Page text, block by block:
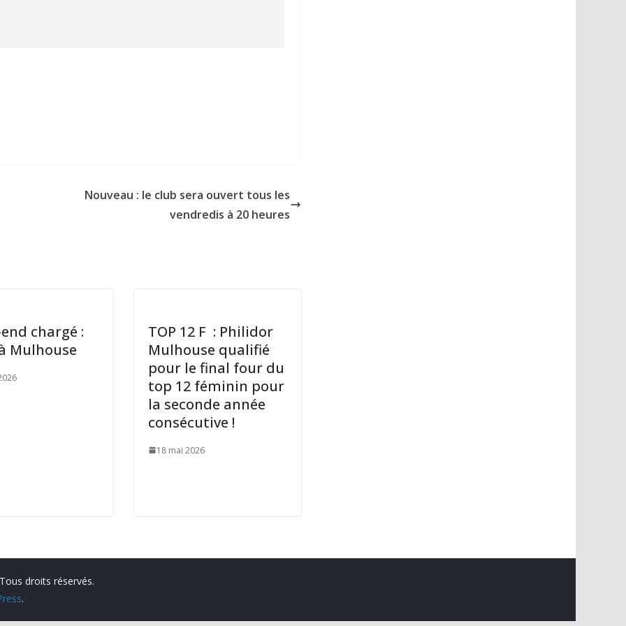
Nouveau : le club sera ouvert tous les
vendredis à 20 heures
chargé :
Mulhouse
TOP 12 F : Philidor
Mulhouse qualifié
pour le final four du
top 12 féminin pour
la seconde année
consécutive !
18 mai 2026
droits réservés.
.